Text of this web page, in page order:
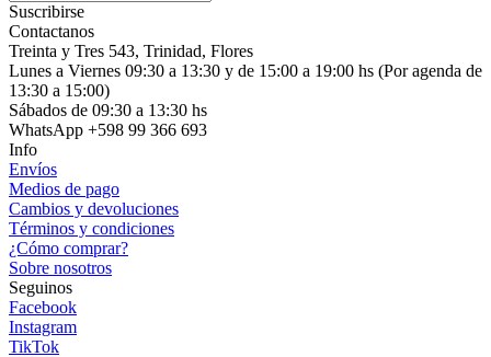
Suscribirse
Contactanos
Treinta y Tres 543, Trinidad, Flores
Lunes a Viernes 09:30 a 13:30 y de 15:00 a 19:00 hs (Por agenda de
13:30 a 15:00)
Sábados de 09:30 a 13:30 hs
WhatsApp +598 99 366 693
Info
Envíos
Medios de pago
Cambios y devoluciones
Términos y condiciones
¿Cómo comprar?
Sobre nosotros
Seguinos
Facebook
Instagram
TikTok